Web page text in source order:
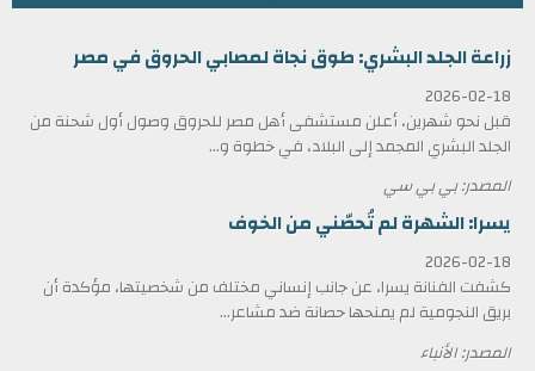
زراعة الجلد البشري: طوق نجاة لمصابي الحروق في مصر
2026-02-18
قبل نحو شهرين، أعلن مستشفى أهل مصر للحروق وصول أول شحنة من
الجلد البشري المجمد إلى البلاد، في خطوة و...
المصدر: بي بي سي
يسرا: الشهرة لم تُحصّني من الخوف
2026-02-18
كشفت الفنانة يسرا، عن جانب إنساني مختلف من شخصيتها، مؤكدة أن
بريق النجومية لم يمنحها حصانة ضد مشاعر...
المصدر: الأنباء